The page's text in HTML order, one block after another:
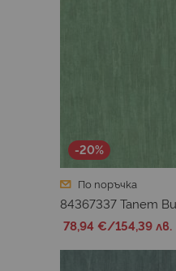
-20%
По поръчка
84367337 Тапет
78,94 €/154,39 лв.